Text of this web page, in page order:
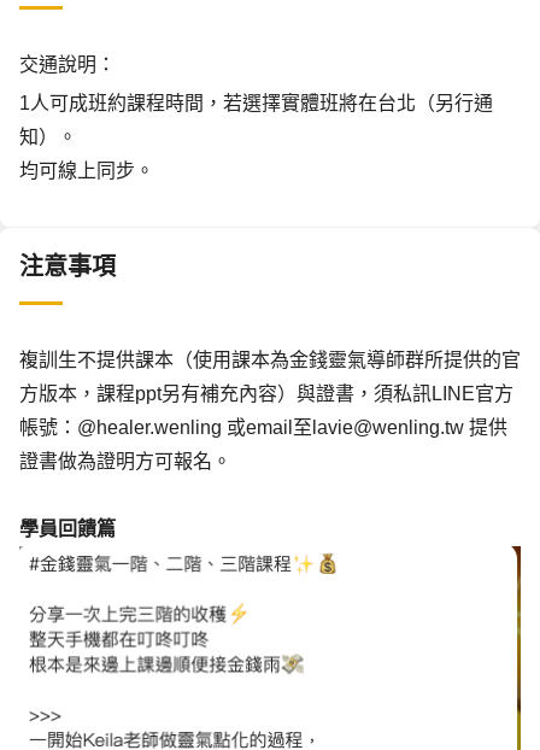
交通說明：
1人可成班約課程時間，若選擇實體班將在台北（另行通
知）。
均可線上同步。
注意事項
複訓生不提供課本（使用課本為金錢靈氣導師群所提供的官
方版本，課程ppt另有補充內容）與證書，須私訊LINE官方
帳號：@healer.wenling 或email至lavie@wenling.tw 提供
證書做為證明方可報名。
學員回饋篇